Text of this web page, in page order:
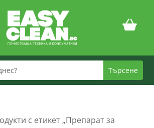
с етикет „Препарат за